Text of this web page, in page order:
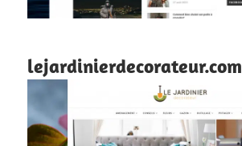
lejardinierdecorateur.com